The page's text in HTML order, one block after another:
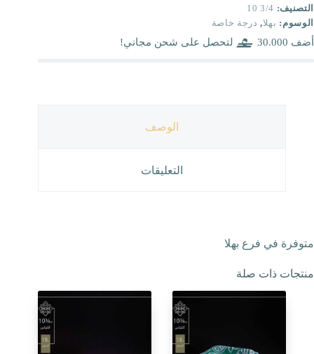
التصنيف: 3/4 10
الوسوم: بهلا, درجة خاصة
أضف 30.000 لتحصل على شحن مجاني!
الوصف
التعليقات
متوفرة في فرع بهلا
منتجات ذات صلة